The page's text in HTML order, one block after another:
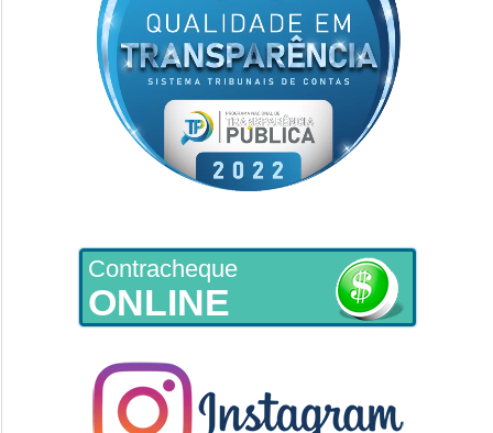
Contracheque
ONLINE